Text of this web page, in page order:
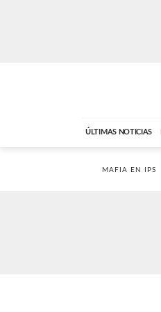
ÚLTIMAS NOTICIAS
MAFIA EN IPS